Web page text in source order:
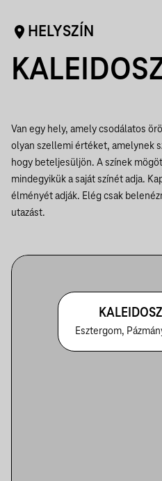
HELYSZÍN
Van egy hely, amely csodálatos
olyan szellemi értéket, amelynek
hogy beteljesüljön. A színek
mindegyikük a saját színét adja.
élményét adják. Elég csak
utazást.
Esztergom,